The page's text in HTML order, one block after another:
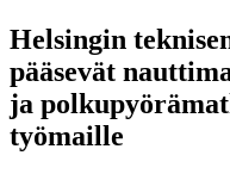
Helsingin
pääsevät
ja
työmaille